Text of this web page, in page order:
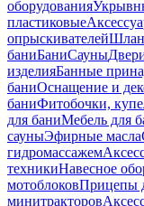
оборудования
пластиковые
опрыскивателей
баниБаниСауны
изделияБанные
баниОснащение и
баниФитобочки,
для баниМебель для
сауныЭфирные масла
гидромассажем
техникиНавесное
мотоблоковПрицепы
минитракторов